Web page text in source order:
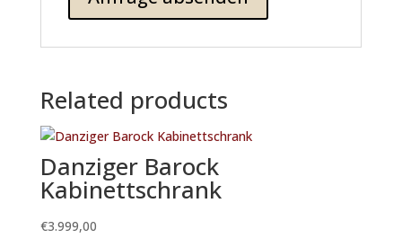
Related products
Danziger Barock
Kabinettschrank
€3.999,00